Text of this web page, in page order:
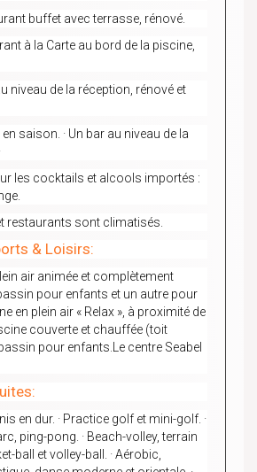
buffet avec terrasse, rénové.
à la Carte au bord de la piscine,
niveau de la réception, rénové et
saison. · Un bar au niveau de la
les cocktails et alcools importés :
restaurants sont climatisés.
& Loisirs:
air animée et complètement
pour enfants et un autre pour
en plein air « Relax », à proximité de
couverte et chauffée (toit
pour enfants.Le centre Seabel
en dur. · Practice golf et mini-golf. ·
ping-pong. · Beach-volley, terrain
ball et volley-ball. · Aérobic,